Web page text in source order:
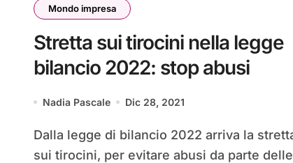
Mondo impresa
Stretta sui tirocini nella legge
bilancio 2022: stop abusi
Nadia Pascale Dic 28, 2021
Dalla legge di bilancio 2022 arriva la stretta
sui tirocini, per evitare abusi da parte delle